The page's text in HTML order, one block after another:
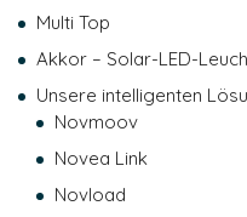
Multi Top
Akkor – Solar-LED-
Unsere intelligenten
Novmoov
Novea Link
Novload